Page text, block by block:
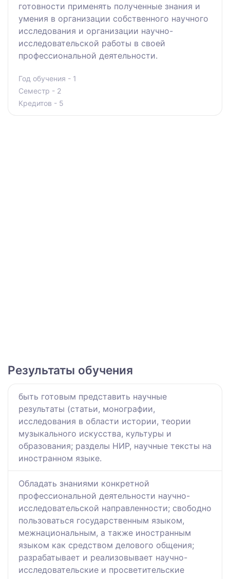
готовности применять полученные знания и
умения в организации собственного научного
исследования и организации научно-
исследовательской работы в своей
профессиональной деятельности.
Год обучения - 1
Семестр - 2
Кредитов - 5
Результаты обучения
быть готовым представить научные
результаты (статьи, монографии,
исследования в области истории, теории
музыкального искусства, культуры и
образования; разделы НИР, научные тексты на
иностранном языке.
Обладать знаниями конкретной
профессиональной деятельности научно-
исследовательской направленности; свободно
пользоваться государственным языком,
межнациональным, а также иностранным
языком как средством делового общения;
разрабатывает и реализовывает научно-
исследовательские и просветительские